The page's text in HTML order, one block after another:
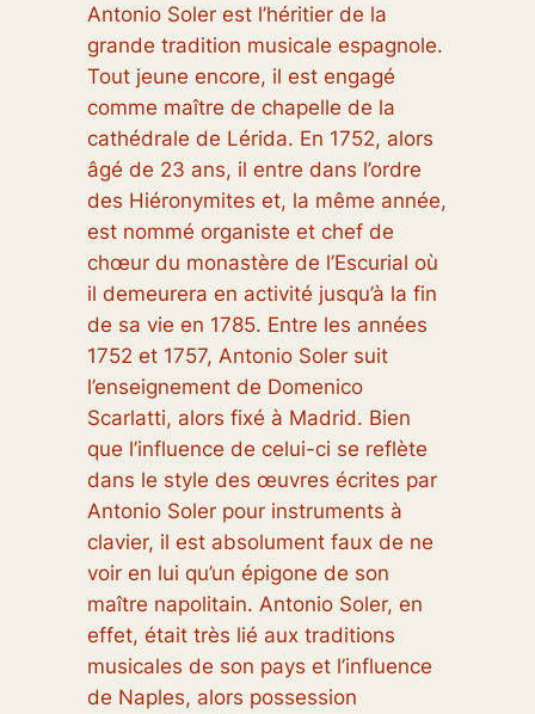
Antonio Soler est l’héritier de la
grande tradition musicale espagnole.
Tout jeune encore, il est engagé
comme maître de chapelle de la
cathédrale de Lérida. En 1752, alors
âgé de 23 ans, il entre dans l’ordre
des Hiéronymites et, la même année,
est nommé organiste et chef de
chœur du monastère de l’Escurial où
il demeurera en activité jusqu’à la fin
de sa vie en 1785. Entre les années
1752 et 1757, Antonio Soler suit
l’enseignement de Domenico
Scarlatti, alors fixé à Madrid. Bien
que l’influence de celui-ci se reflète
dans le style des œuvres écrites par
Antonio Soler pour instruments à
clavier, il est absolument faux de ne
voir en lui qu’un épigone de son
maître napolitain. Antonio Soler, en
effet, était très lié aux traditions
musicales de son pays et l’influence
de Naples, alors possession